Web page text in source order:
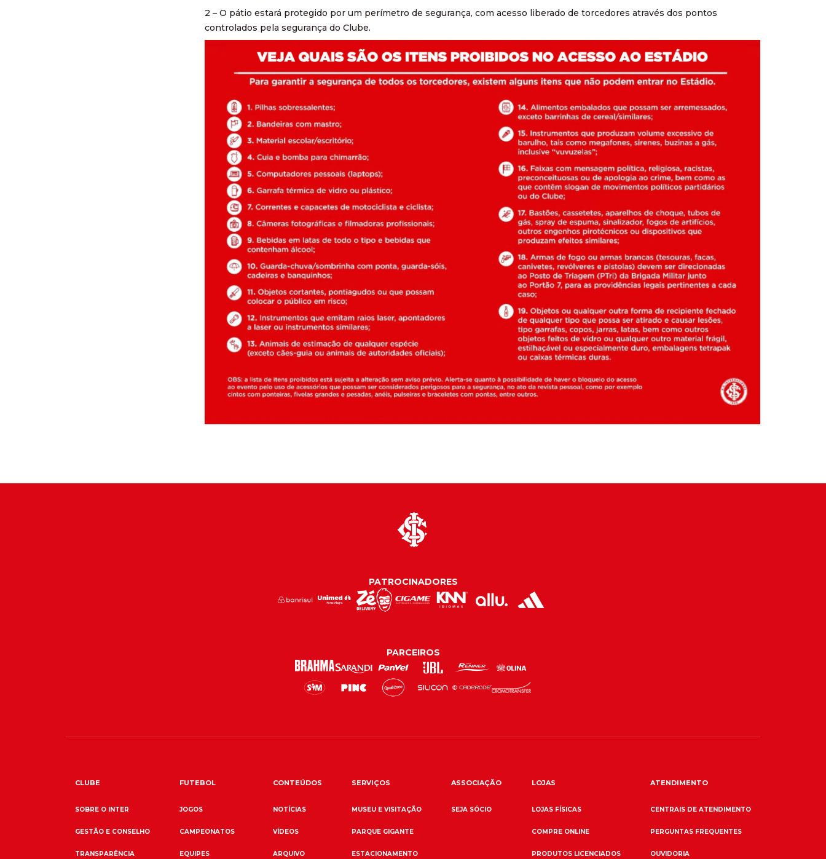
2 – O pátio estará protegido por um perímetro de segurança, com acesso liberado de torcedores através dos pontos
controlados pela segurança do Clube.
PATROCINADORES
PARCEIROS
CLUBE
SOBRE O INTER
GESTÃO E CONSELHO
TRANSPARÊNCIA
FUTEBOL
JOGOS
CAMPEONATOS
EQUIPES
CONTEÚDOS
NOTÍCIAS
VÍDEOS
ARQUIVO
SERVIÇOS
MUSEU E VISITAÇÃO
PARQUE GIGANTE
ESTACIONAMENTO
ASSOCIAÇÃO
SEJA SÓCIO
LOJAS
LOJAS FÍSICAS
COMPRE ONLINE
PRODUTOS LICENCIADOS
ATENDIMENTO
CENTRAIS DE ATENDIMENTO
PERGUNTAS FREQUENTES
OUVIDORIA